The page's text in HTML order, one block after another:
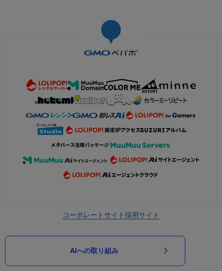
コーポレートサイト採用サイト
AIへの取り組み